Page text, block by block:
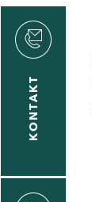
KONTAKT